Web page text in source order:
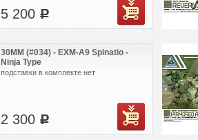
5 200 c
30MM (#034) - EXM-A9 Spinatio -
Ninja Type
подставки в комплекте нет
2 300 c